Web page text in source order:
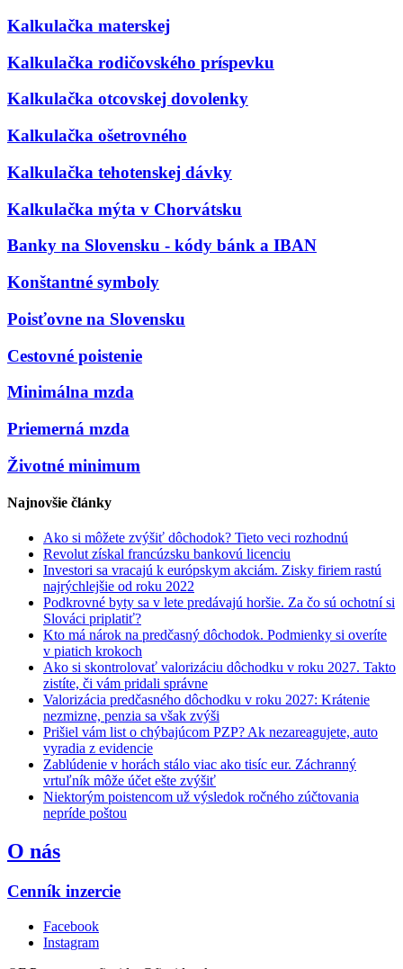
Kalkulačka materskej
Kalkulačka rodičovského príspevku
Kalkulačka otcovskej dovolenky
Kalkulačka ošetrovného
Kalkulačka tehotenskej dávky
Kalkulačka mýta v Chorvátsku
Banky na Slovensku - kódy bánk a IBAN
Konštantné symboly
Poisťovne na Slovensku
Cestovné poistenie
Minimálna mzda
Priemerná mzda
Životné minimum
Najnovšie články
Ako si môžete zvýšiť dôchodok? Tieto veci rozhodnú
Revolut získal francúzsku bankovú licenciu
Investori sa vracajú k európskym akciám. Zisky firiem rastú
najrýchlejšie od roku 2022
Podkrovné byty sa v lete predávajú horšie. Za čo sú ochotní si
Slováci priplatiť?
Kto má nárok na predčasný dôchodok. Podmienky si overíte
v piatich krokoch
Ako si skontrolovať valorizáciu dôchodku v roku 2027. Takto
zistíte, či vám pridali správne
Valorizácia predčasného dôchodku v roku 2027: Krátenie
nezmizne, penzia sa však zvýši
Prišiel vám list o chýbajúcom PZP? Ak nezareagujete, auto
vyradia z evidencie
Zablúdenie v horách stálo viac ako tisíc eur. Záchranný
vrtuľník môže účet ešte zvýšiť
Niektorým poistencom už výsledok ročného zúčtovania
nepríde poštou
O nás
Cenník inzercie
Facebook
Instagram